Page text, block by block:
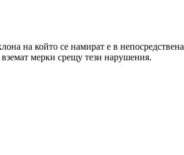
на който се намират е в
мерки срещу тези нарушения.